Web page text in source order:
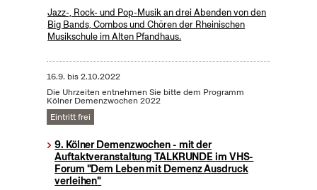
Jazz-, Rock- und Pop-Musik an drei Abenden von den
Big Bands, Combos und Chören der Rheinischen
Musikschule im Alten Pfandhaus.
16.9. bis2.10.2022
Die Uhrzeiten entnehmen Sie bitte dem Programm
Kölner Demenzwochen 2022
Eintritt frei
9. Kölner Demenzwochen - mit der
Auftaktveranstaltung TALKRUNDE im VHS-
Forum "Dem Leben mit Demenz Ausdruck
verleihen"